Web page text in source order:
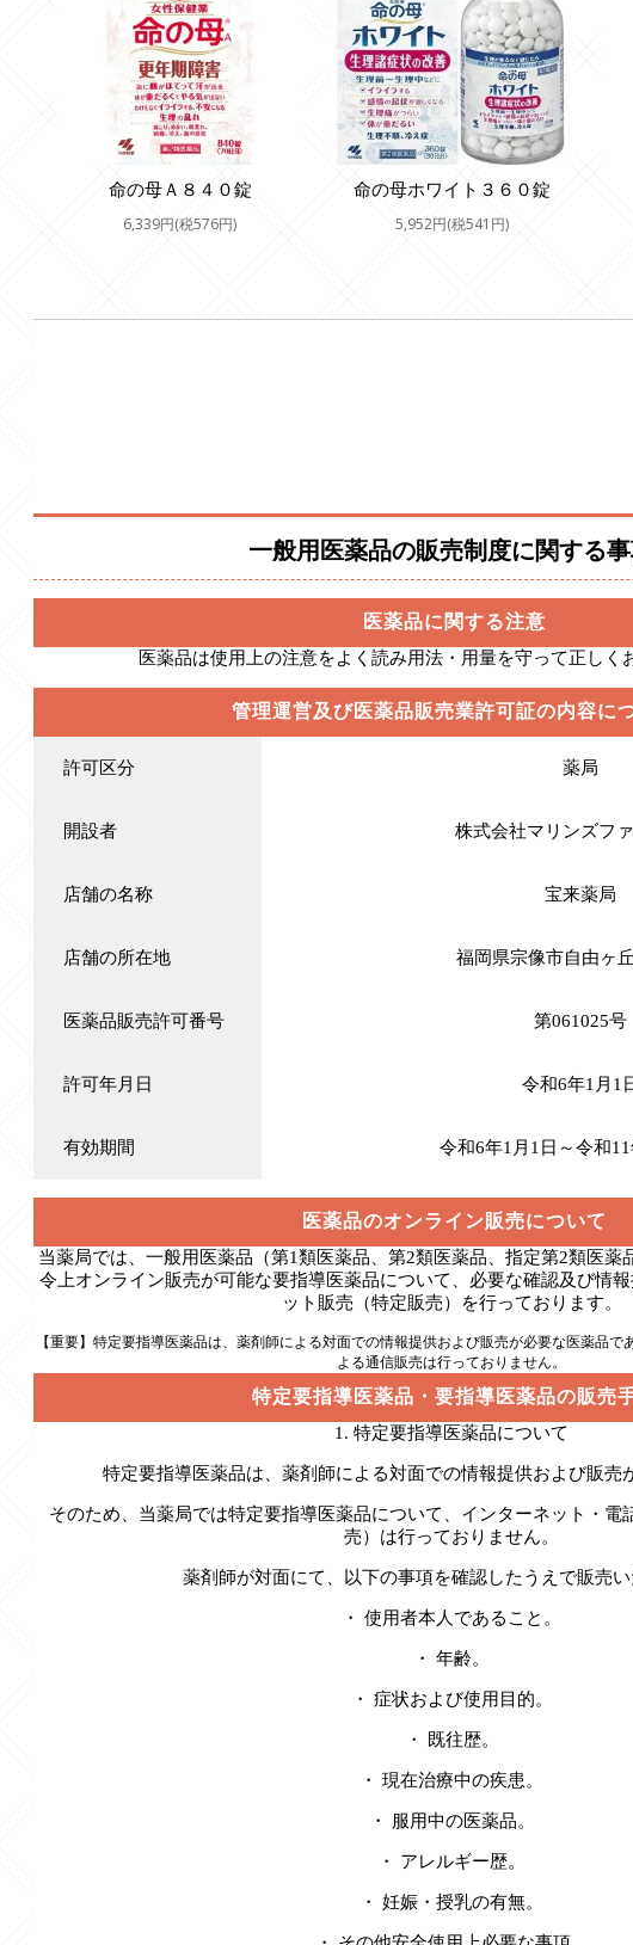
命の母Ａ８４０錠
6,339円(税576円)
命の母ホワイト３６０錠
5,952円(税541円)
一般用医薬品の販売制度に関する
医薬品に関する注意
医薬品は使用上の注意をよく読み用法・用量を守って正しく
管理運営及び医薬品販売業許可証の内容に
許可区分 薬局
開設者 株式会社マリンズフ
店舗の名称 宝来薬局
店舗の所在地 福岡県宗像市自由ヶ
医薬品販売許可番号 第061025号
許可年月日 令和6年1月1
有効期間 令和6年1月1日～令和11
医薬品のオンライン販売について
当薬局では、一般用医薬品（第1類医薬品、第2類医薬品、指定第2類医薬
令上オンライン販売が可能な要指導医薬品について、必要な確認及び情
ット販売（特定販売）を行っております。
【重要】特定要指導医薬品は、薬剤師による対面での情報提供および販売が必要な医薬品
よる通信販売は行っておりません。
特定要指導医薬品・要指導医薬品の販売
1. 特定要指導医薬品について
特定要指導医薬品は、薬剤師による対面での情報提供および販売
そのため、当薬局では特定要指導医薬品について、インターネット・電
売）は行っておりません。
薬剤師が対面にて、以下の事項を確認したうえで販売い
・ 使用者本人であること。
・ 年齢。
・ 症状および使用目的。
・ 既往歴。
・ 現在治療中の疾患。
・ 服用中の医薬品。
・ アレルギー歴。
・ 妊娠・授乳の有無。